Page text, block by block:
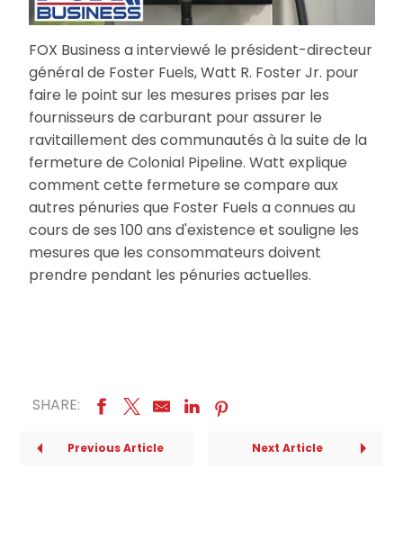
FOX Business a interviewé le président-directeur
général de Foster Fuels, Watt R. Foster Jr. pour
faire le point sur les mesures prises par les
fournisseurs de carburant pour assurer le
ravitaillement des communautés à la suite de la
fermeture de Colonial Pipeline. Watt explique
comment cette fermeture se compare aux
autres pénuries que Foster Fuels a connues au
cours de ses 100 ans d'existence et souligne les
mesures que les consommateurs doivent
prendre pendant les pénuries actuelles.
SHARE:
Previous Article Next Article